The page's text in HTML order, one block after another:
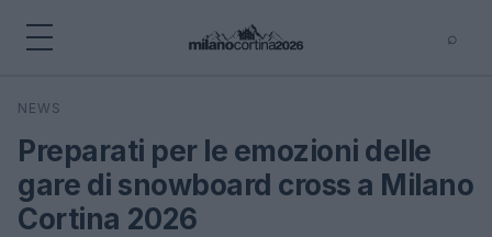
⌕
Cerca
NEWS
Preparati per le emozioni delle
gare di snowboard cross a Milano
Cortina 2026